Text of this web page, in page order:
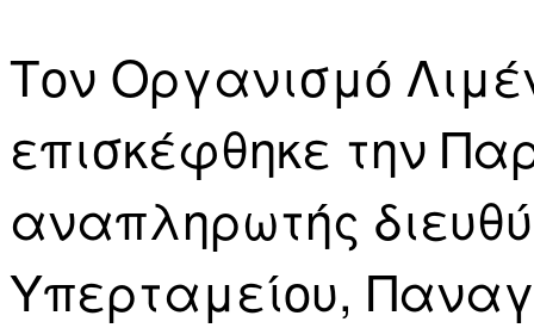
Τον Οργανισμό
επισκέφθηκε την
αναπληρωτής
Υπερταμείου,